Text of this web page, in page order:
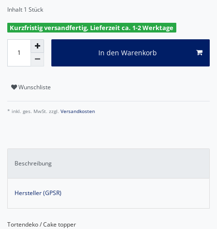
Inhalt 1 Stück
Kurzfristig versandfertig, Lieferzeit ca. 1-2 Werktage
In den Warenkorb
Wunschliste
* inkl. ges. MwSt. zzgl. Versandkosten
Beschreibung
Hersteller (GPSR)
Tortendeko / Cake topper